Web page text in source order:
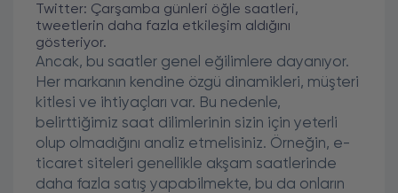
Twitter: Çarşamba günleri öğle saatleri,
tweetlerin daha fazla etkileşim aldığını
gösteriyor.
Ancak, bu saatler genel eğilimlere dayanıyor.
Her markanın kendine özgü dinamikleri, müşteri
kitlesi ve ihtiyaçları var. Bu nedenle,
belirttiğimiz saat dilimlerinin sizin için yeterli
olup olmadığını analiz etmelisiniz. Örneğin, e-
ticaret siteleri genellikle akşam saatlerinde
daha fazla satış yapabilmekte, bu da onların